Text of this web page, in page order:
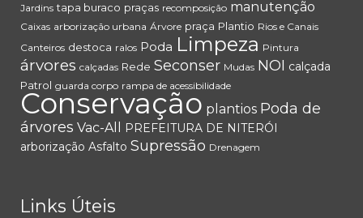
Jardins tapa buraco praças recomposição manutenção
Caixas arborização urbana Árvore praça Plantio Rios e Canais
Canteiros destoca ralos Poda Limpeza Pintura
árvores calçadas Rede Seconser Mudas NOI calçada
Patrol guarda corpo rampa de acessibilidade
Conservação plantios Poda de
árvores Vac-All
PREFEITURA DE NITERÓI
arborização Asfalto Supressão Drenagem
Links Úteis